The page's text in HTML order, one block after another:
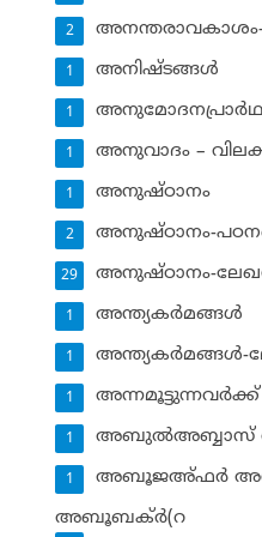
2
അനിഷ്ടങ്ങള്‍
1
1
അനുവാദം –
1
അനുഷ്ഠാനം
1
അനുഷ്ഠാനം-
2
അനുഷ്ഠാനം-
29
അന്ത്യകര്‍മങ്ങള്‍
1
അന്ത്യകര്‍മങ്ങള്‍-
1
അന്നമൂട്ടുന്നവര്‍ക്ക്
1
അബുല്‍അബ്ബാസ്
1
അബൂജഅ്ഫര്‍
1
അബൂബക്ര്‍(റ